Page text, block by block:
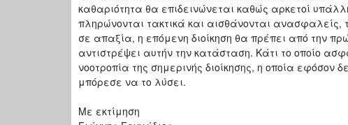
καθαριότητα θα επιδεινώνεται καθώς αρκετοί
πληρώνονται τακτικά και αισθάνονται ανασφαλείς,
σε απαξία, η επόμενη διοίκηση θα πρέπει από την
αντιστρέψει αυτήν την κατάσταση. Κάτι το οποίο
νοοτροπία της σημερινής διοίκησης, η οποία
μπόρεσε να το λύσει.
Με εκτίμηση